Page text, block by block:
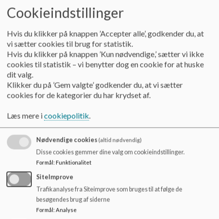
3
Budget(O/D)
- Orientering om
budget
efter 3. budget-
opfølgning.
19.15
Budgettet
(3BO).
Det foreløbige
ca. 200.000kr. for
efter 3BO.
skole og SFO ved
200.000 i forhold
også mærker en
Cookieindstillinger
Hvis du klikker på knappen ’Accepter alle’, godkender du, at
vi sætter cookies til brug for statistik.
Hvis du klikker på knappen ’Kun nødvendige,’ sætter vi ikke
cookies til statistik – vi benytter dog en cookie for at huske
dit valg.
Klikker du på ’Gem valgte’ godkender du, at vi sætter
cookies for de kategorier du har krydset af.
Læs mere icookiepolitik.
Nødvendige cookies(altid nødvendig)
Disse cookies gemmer dine valg om cookieindstillinger.
Formål: Funktionalitet
SiteImprove
Trafikanalyse fra Siteimprove som bruges til at følge de
besøgendes brug af siderne
Formål : Analyse